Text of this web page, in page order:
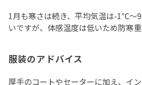
1月も寒さは続き、平均気温は-1℃〜
いですが、体感温度は低いため防寒重
服装のアドバイス
厚手のコートやセーターに加え、イ